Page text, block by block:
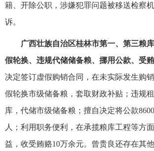
籍、开除公职，涉嫌犯罪问题被移送检察
诉。
广西壮族自治区桂林市第一、第三粮
假轮换、违规代储储备粮、挪用公款、受贿
决定签订虚假购销合同，在未实际发生购
假轮换市级储备粮，套取财政补贴；违规
库，代储市级储备粮；擅自决定将公款
人；利用职务便利，在承揽粮库工程等方
益，收受贿赂10万余元。曾贵良还存在其